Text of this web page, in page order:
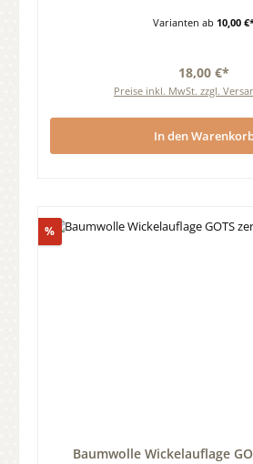
Varianten ab 10,00
18,00 €*
Preise inkl. MwSt. zzgl.
In den
%Rabatt
Baumwolle Wickelauflage